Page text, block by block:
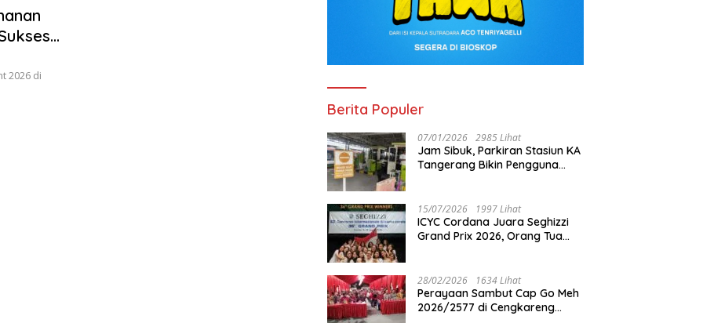
2026
2026 di
Berita Populer
07/01/2026 2985 Lihat
Jam Sibuk, Parkiran Stasiun KA
Tangerang Bikin Pengguna
15/07/2026 1997 Lihat
ICYC Cordana Juara Seghizzi
Grand Prix 2026, Orang Tua
Indonesia
28/02/2026 1634 Lihat
Perayaan Sambut Cap Go Meh
2026/2577 di Cengkareng